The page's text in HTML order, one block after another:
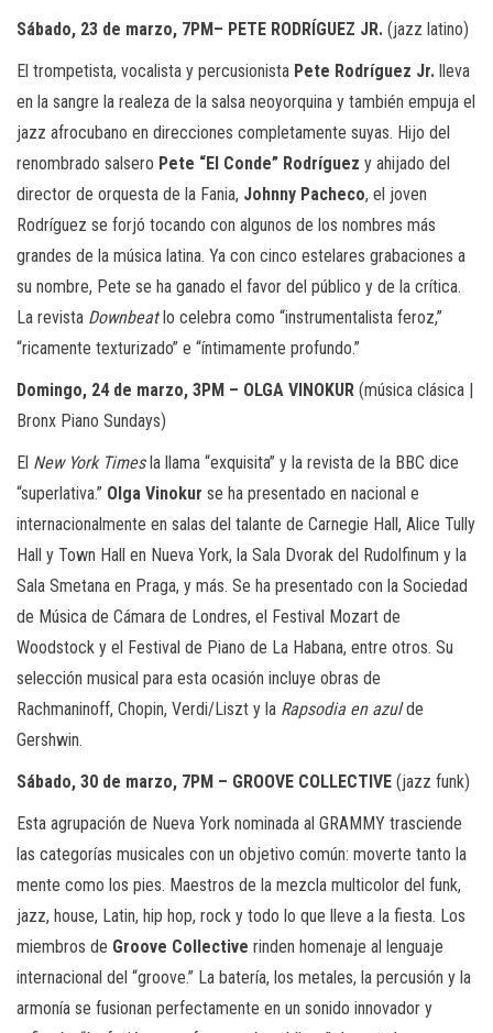
Sábado, 23 de marzo, 7PM– PETE RODRÍGUEZ JR. (jazz latino)
El trompetista, vocalista y percusionista Pete Rodríguez Jr. lleva
en la sangre la realeza de la salsa neoyorquina y también empuja el
jazz afrocubano en direcciones completamente suyas. Hijo del
renombrado salsero Pete “El Conde” Rodríguez y ahijado del
director de orquesta de la Fania, Johnny Pacheco, el joven
Rodríguez se forjó tocando con algunos de los nombres más
grandes de la música latina. Ya con cinco estelares grabaciones a
su nombre, Pete se ha ganado el favor del público y de la crítica.
La revista Downbeatlo celebra como “instrumentalista feroz,”
“ricamente texturizado” e “íntimamente profundo.”
Domingo, 24 de marzo, 3PM – OLGA VINOKUR (música clásica |
Bronx Piano Sundays)
El New York Timesla llama “exquisita” y la revista de la BBC dice
“superlativa.” Olga Vinokur se ha presentado en nacional e
internacionalmente en salas del talante de Carnegie Hall, Alice Tully
Hall y Town Hall en Nueva York, la Sala Dvorak del Rudolfinum y la
Sala Smetana en Praga, y más. Se ha presentado con la Sociedad
de Música de Cámara de Londres, el Festival Mozart de
Woodstock y el Festival de Piano de La Habana, entre otros. Su
selección musical para esta ocasión incluye obras de
Rachmaninoff, Chopin, Verdi/Liszt y la Rapsodia en azulde
Gershwin.
Sábado, 30 de marzo, 7PM – GROOVE COLLECTIVE (jazz funk)
Esta agrupación de Nueva York nominada al GRAMMY trasciende
las categorías musicales con un objetivo común: moverte tanto la
mente como los pies. Maestros de la mezcla multicolor del funk,
jazz, house, Latin, hip hop, rock y todo lo que lleve a la fiesta. Los
miembros de Groove Collective rinden homenaje al lenguaje
internacional del “groove.” La batería, los metales, la percusión y la
armonía se fusionan perfectamente en un sonido innovador y